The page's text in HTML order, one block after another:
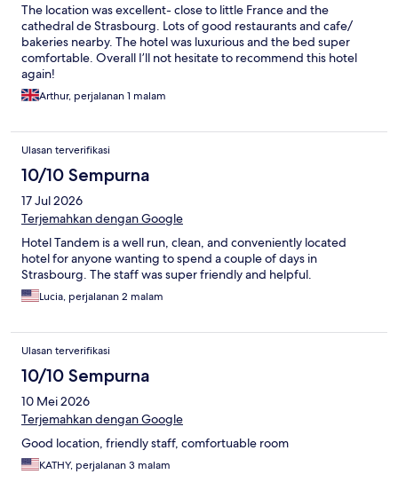
The location was excellent- close to little France and the
cathedral de Strasbourg. Lots of good restaurants and cafe/
bakeries nearby. The hotel was luxurious and the bed super
comfortable. Overall I’ll not hesitate to recommend this hotel
again!
Arthur, perjalanan 1 malam
Ulasan terverifikasi
10/10 Sempurna
17 Jul 2026
Terjemahkan dengan Google
Hotel Tandem is a well run, clean, and conveniently located
hotel for anyone wanting to spend a couple of days in
Strasbourg. The staff was super friendly and helpful.
Lucia, perjalanan 2 malam
Ulasan terverifikasi
10/10 Sempurna
10 Mei 2026
Terjemahkan dengan Google
Good location, friendly staff, comfortuable room
KATHY, perjalanan 3 malam